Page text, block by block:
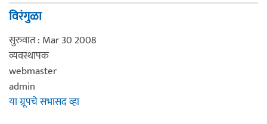
विरंगुळा
सुरुवात : Mar 30 2008
व्यवस्थापक
webmaster
admin
या ग्रूपचे सभासद व्हा